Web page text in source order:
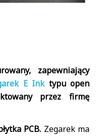
zapewniający
E Inktypu open
przez firmę
PCB. Zegarek ma